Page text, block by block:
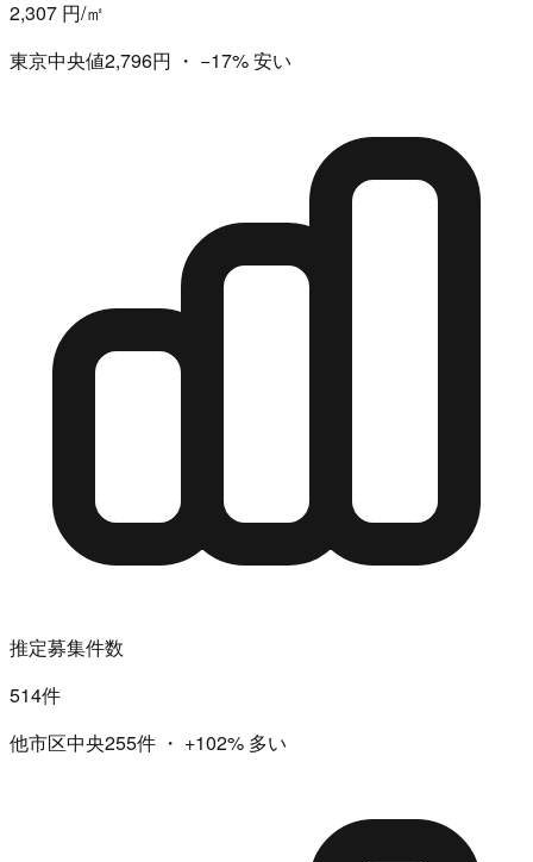
2,307 円/㎡
東京中央値2,796円 ・ −17%安い
推定募集件数
514件
他市区中央255件 ・ +102% 多い